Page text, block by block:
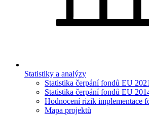
Statistiky a analýzy
Statistika čerpání fondů EU
Statistika čerpání fondů EU
Hodnocení rizik implementace
Mapa projektů